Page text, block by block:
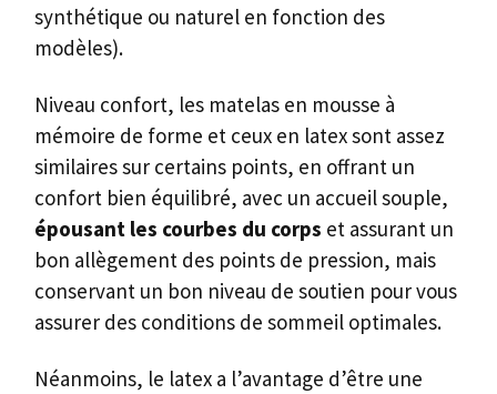
synthétique ou naturel en fonction des
modèles).
Niveau confort, les matelas en mousse à
mémoire de forme et ceux en latex sont assez
similaires sur certains points, en offrant un
confort bien équilibré, avec un accueil souple,
épousant les courbes du corps et assurant un
bon allègement des points de pression, mais
conservant un bon niveau de soutien pour vous
assurer des conditions de sommeil optimales.
Néanmoins, le latex a l’avantage d’être une